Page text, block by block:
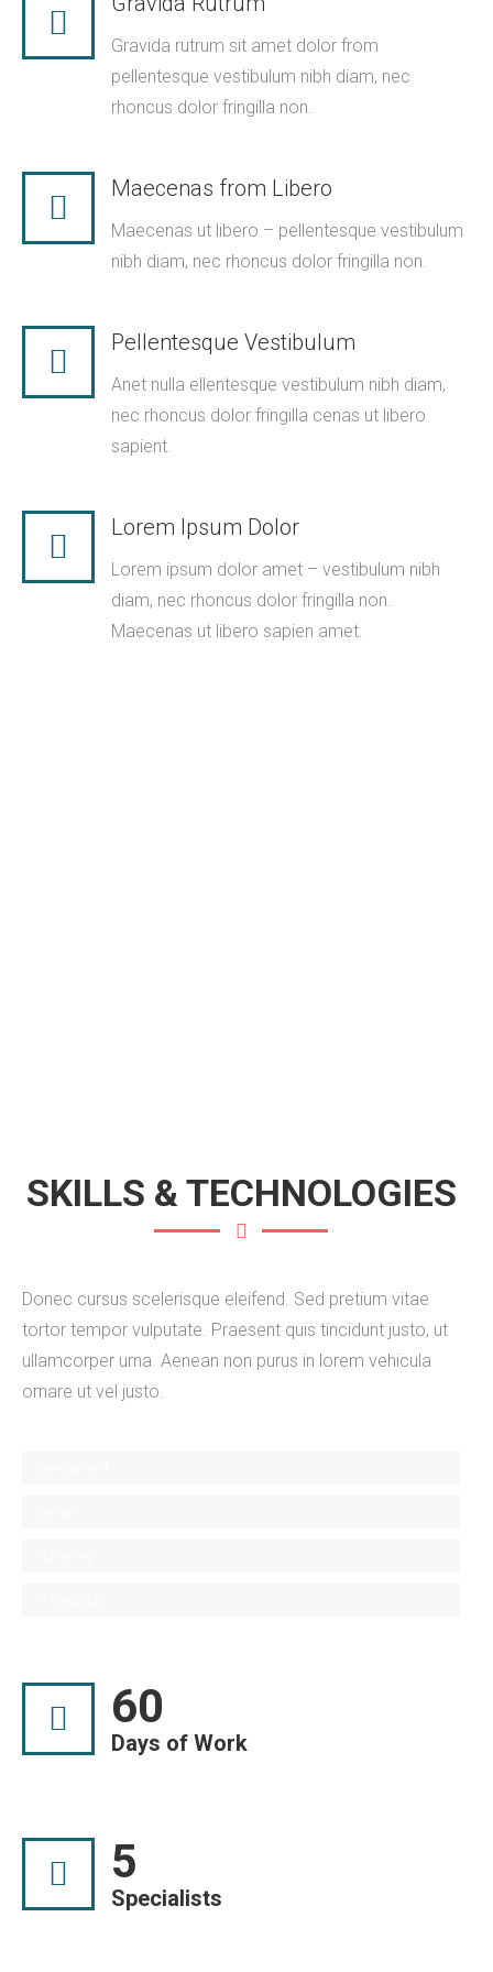
Gravida rutrum sit amet dolor from
pellentesque vestibulum nibh diam, nec
rhoncus dolor fringilla non.
Maecenas from Libero
Maecenas ut libero – pellentesque vestibulum
nibh diam, nec rhoncus dolor fringilla non.
Pellentesque Vestibulum
Anet nulla ellentesque vestibulum nibh diam,
nec rhoncus dolor fringilla cenas ut libero
sapient.
Lorem Ipsum Dolor
Lorem ipsum dolor amet – vestibulum nibh
diam, nec rhoncus dolor fringilla non.
Maecenas ut libero sapien amet.
SKILLS & TECHNOLOGIES
Donec cursus scelerisque eleifend. Sed pretium vitae
tortor tempor vulputate. Praesent quis tincidunt justo, ut
ullamcorper urna. Aenean non purus in lorem vehicula
ornare ut vel justo.
60
Days of Work
5
Specialists